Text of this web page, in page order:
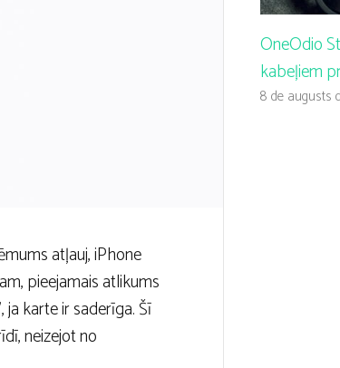
atļauj, iPhone
pieejamais atlikums
karte ir saderīga. Šī
neizejot no
OneOdio
kabeļiem
8 de augusts